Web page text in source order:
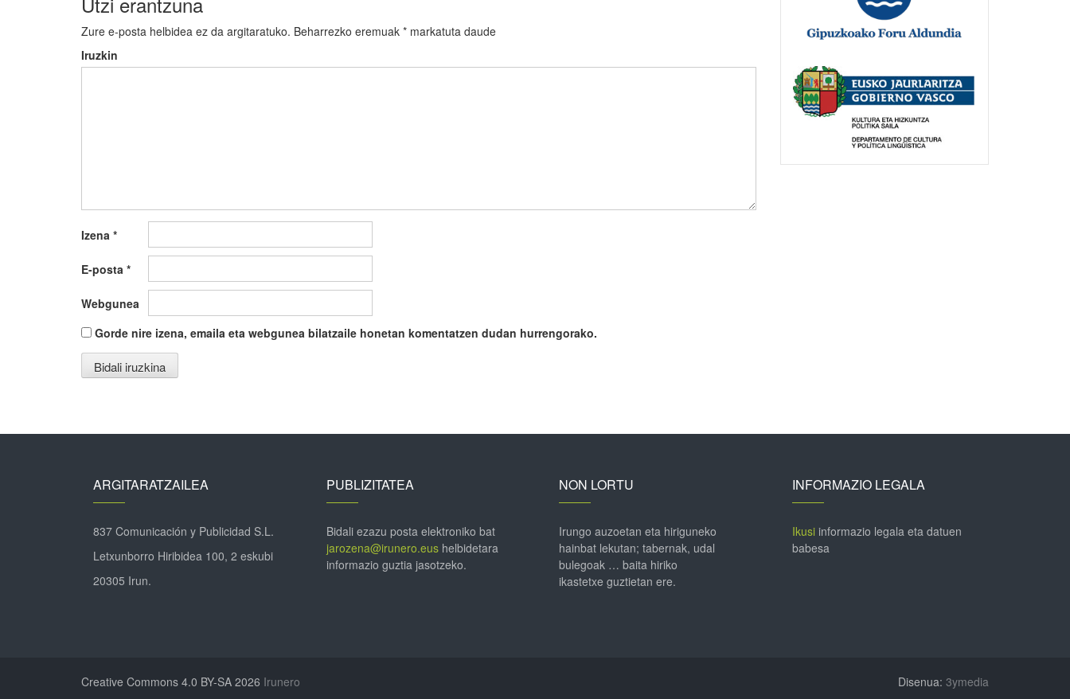
Zure e-posta helbidea ez da argitaratuko. Beharrezko eremuak * markatuta daude
Iruzkin
Izena *
E-posta *
Webgunea
Gorde nire izena, emaila eta webgunea bilatzaile honetan komentatzen dudan hurrengorako.
ARGITARATZAILEA
837 Comunicación y Publicidad S.L.
Letxunborro Hiribidea 100, 2 eskubi
20305 Irun.
PUBLIZITATEA
Bidali ezazu posta elektroniko bat
jarozena@irunero.eushelbidetara
informazio guztia jasotzeko.
NON LORTU
Irungo auzoetan eta hiriguneko
hainbat lekutan; tabernak, udal
bulegoak … baita hiriko
ikastetxe guztietan ere.
INFORMAZIO LEGALA
Ikusiinformazio legala eta datuen
babesa
Creative Commons 4.0 BY-SA 2026 Irunero Disenua: 3ymedia